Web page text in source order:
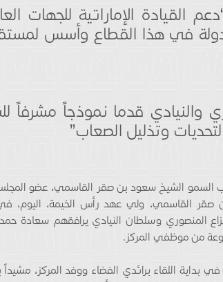
القيادة الإماراتية
في هذا القطاع وأسس
والنيادي قدما نموذجاً مشرفاً
وتذليل الصعاب”
السمو الشيخ سعود بن صقر القاسمي، عضو
القاسمي، ولي عهد رأس الخيمة، اليوم،
هزاع المنصوري وسلطان النيادي يرافقهم
من موظفي المركز.
اللقاء برائدي الفضاء ووفد المركز، مشيداً